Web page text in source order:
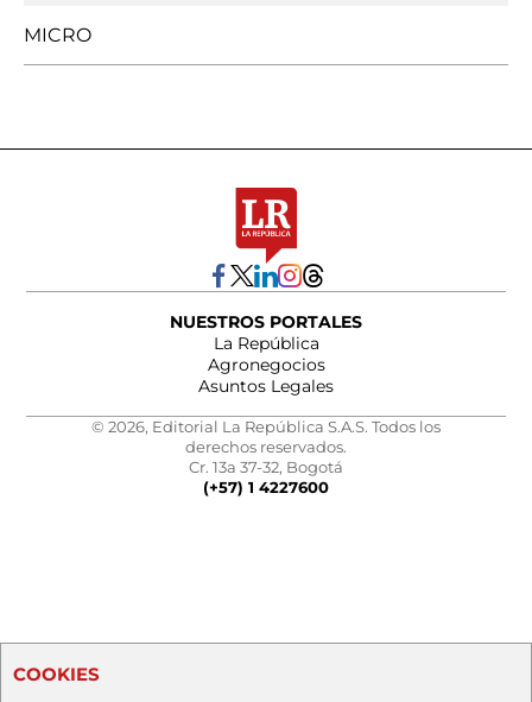
MICRO
NUESTROS PORTALES
La República
Agronegocios
Asuntos Legales
© 2026, Editorial La República S.A.S. Todos los
derechos reservados.
Cr. 13a 37-32, Bogotá
(+57) 1 4227600
COOKIES